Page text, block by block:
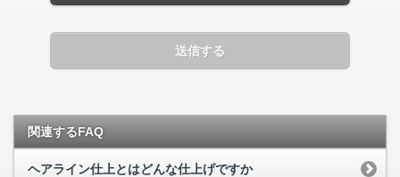
送信する
関連するFAQ
ヘアライン仕上とはどんな仕上げですか